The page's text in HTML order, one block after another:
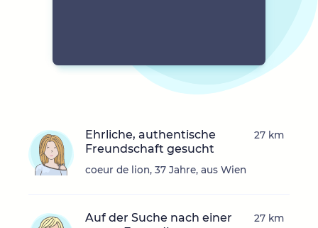
Ehrliche, authentische
Freundschaft gesucht
coeur de lion, 37 Jahre, aus Wien
27 km
Auf der Suche nach einer
27 km